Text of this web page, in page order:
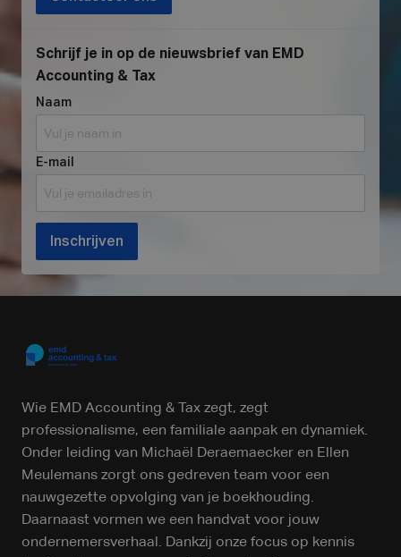
Schrijf je in op de nieuwsbrief van EMD
Accounting & Tax
Naam
E-mail
Inschrijven
Wie EMD Accounting & Tax zegt, zegt
professionalisme, een familiale aanpak en dynamiek.
Onder leiding van Michaël Deraemaecker en Ellen
Meulemans zorgt ons gedreven team voor een
nauwgezette opvolging van je boekhouding.
Daarnaast vormen we een handvat voor jouw
ondernemersverhaal. Dankzij onze focus op kennis